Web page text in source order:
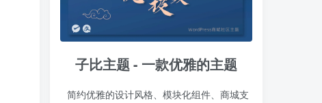
子比主题 - 一款优雅的主题
简约优雅的设计风格、模块化组件、商城支